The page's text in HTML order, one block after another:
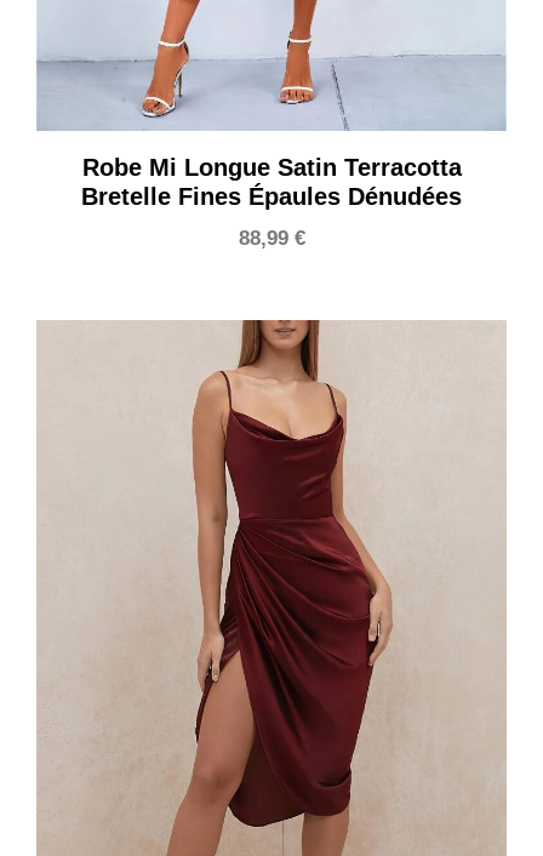
Robe Mi Longue Satin Terracotta
Bretelle Fines Épaules Dénudées
88,99 €